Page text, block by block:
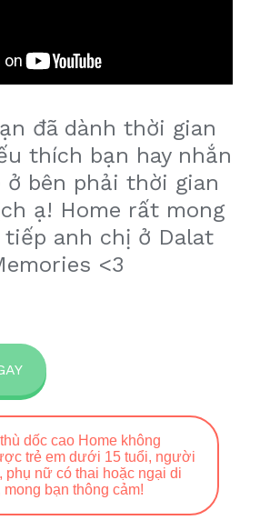
đã dành thời gian
thích bạn hay nhắn
ở bên phải thời gian
ạ! Home rất mong
anh chị ở Dalat
<3
dốc cao Home không
trẻ em dưới 15 tuổi, người
phụ nữ có thai hoặc ngại di
mong bạn thông cảm!